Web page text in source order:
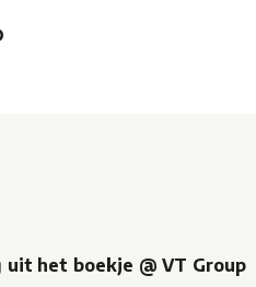
het boekje @ VT Group